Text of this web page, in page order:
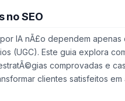
SEO
IA nÃ£o dependem apenas
(UGC). Este guia explora
comprovadas e
clientes satisfeitos em